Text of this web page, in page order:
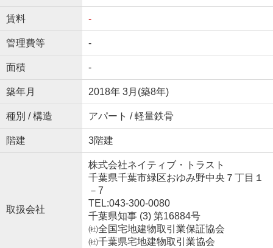
賃料 -
管理費等 -
面積 -
築年月 2018年 3月(築8年)
種別 / 構造 アパート / 軽量鉄骨
階建 3階建
取扱会社
株式会社ネイティブ・トラスト
千葉県千葉市緑区おゆみ野中央７丁目１
－7
TEL:043-300-0080
千葉県知事 (3) 第16884号
㈳全国宅地建物取引業保証協会
㈳千葉県宅地建物取引業協会